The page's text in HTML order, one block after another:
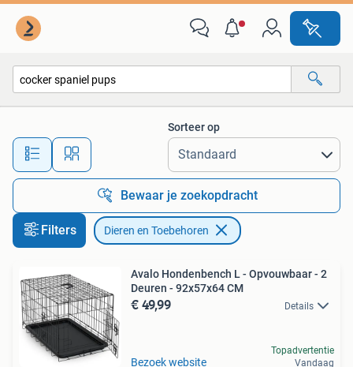
Alle afstanden…
Sorteer op
Bewaar je zoekopdracht
Filters Dieren en Toebehoren
Avalo Hondenbench L - Opvouwbaar - 2
Deuren - 92x57x64 CM
€ 49,99 Details
Bezoek website
Topadvertentie
Vandaag